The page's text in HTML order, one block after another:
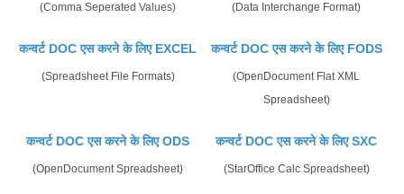
(Comma Seperated Values) (Data Interchange Format)
कन्वर्ट DOC एस करने के लिए EXCEL
(Spreadsheet File Formats)
कन्वर्ट DOC एस करने के लिए FODS
(OpenDocument Flat XML
Spreadsheet)
कन्वर्ट DOC एस करने के लिए ODS
(OpenDocument Spreadsheet)
कन्वर्ट DOC एस करने के लिए SXC
(StarOffice Calc Spreadsheet)